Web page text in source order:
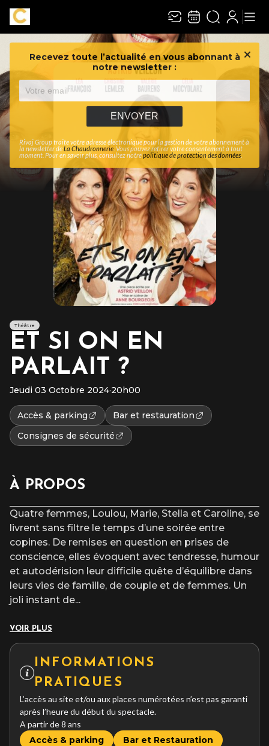
Recevez toute l’actualité en vous abonnant à
notre newsletter :
ENVOYER
Rivaj Group traite votre adresse électronique pour la gestion de votre abonnement à
la newsletter deLa Chaudronnerie. Vous pouvez retirer votre consentement à tout
moment. Pour en savoir plus, consultez notrepolitique de protection des données.
Théâtre
ET SI ON EN
PARLAIT ?
Jeudi 03 Octobre 2024·20h00
Accès & parking
Bar et restauration
Consignes de sécurité
À PROPOS
Quatre femmes, Loulou, Marie, Stella et Caroline, se
livrent sans filtre le temps d’une soirée entre
copines. De remises en question en prises de
conscience, elles évoquent avec tendresse, humour
et autodérision leur difficile quête d’équilibre dans
leurs vies de famille, de couple et de femmes. Un
joli instant de...
VOIR PLUS
INFORMATIONS
PRATIQUES
L’accès au site et/ou aux places numérotées n’est pas garanti
après l’heure du début du spectacle.
A partir de 8 ans
Accès & parking Bar et Restauration